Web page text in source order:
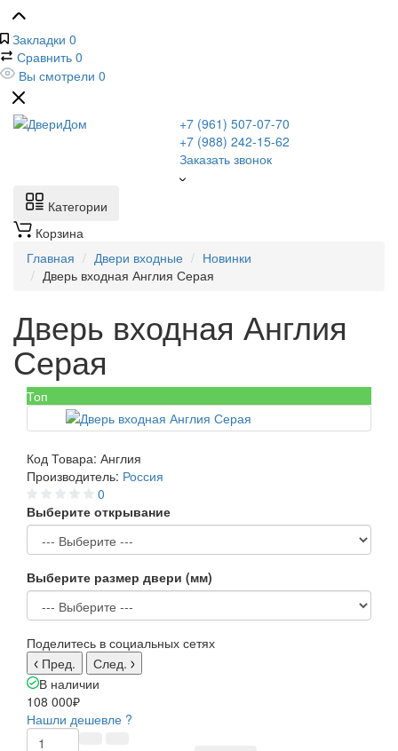
Закладки 0
Сравнить 0
Вы смотрели 0
+7 (961) 507-07-70
+7 (988) 242-15-62
Заказать звонок
Категории
Корзина
Главная
Двери входные
Новинки
Дверь входная Англия Серая
Дверь входная Англия
Серая
Топ
Код Товара: Англия
Производитель: Россия
0
Выберите открывание
Выберите размер двери (мм)
Поделитесь в социальных сетях
Пред.
След.
В наличии
108 000₽
Нашли дешевле ?